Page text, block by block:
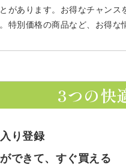
があります。お得なチャン
特別価格の商品など、お得な
3つの快
り登録
できて、すぐ買える